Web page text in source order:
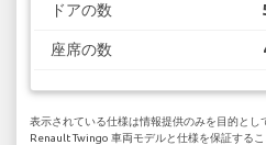
ドアの数
座席の数
表示されている仕様は情報提供のみを目的とし
Renault Twingo 車両モデルと仕様を保証する